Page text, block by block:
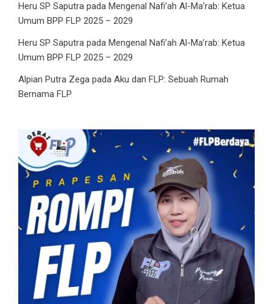
Heru SP Saputra pada Mengenal Nafi’ah Al-Ma’rab: Ketua
Umum BPP FLP 2025 – 2029
Heru SP Saputra pada Mengenal Nafi’ah Al-Ma’rab: Ketua
Umum BPP FLP 2025 – 2029
Alpian Putra Zega pada Aku dan FLP: Sebuah Rumah
Bernama FLP